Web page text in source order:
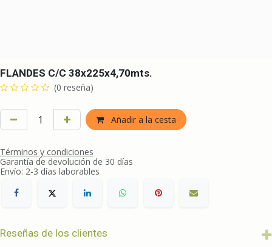
FLANDES C/C 38x225x4,70mts.
(0 reseña)
Añadir a la cesta
Términos y condiciones
Garantía de devolución de 30 días
Envío: 2-3 días laborables
Reseñas de los clientes